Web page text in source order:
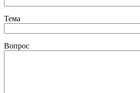
Тема
Вопрос